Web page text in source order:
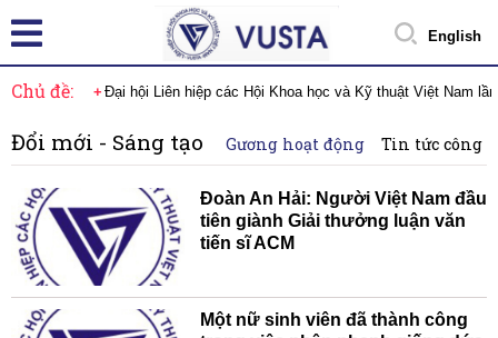
English
Chủ đề: Đại hội Liên hiệp các Hội Khoa học và Kỹ thuật Việt Nam
Đổi mới - Sáng tạo Gương hoạt động Tin tức công
Đoàn An Hải: Người Việt Nam đầu
tiên giành Giải thưởng luận văn
tiến sĩ ACM
Một nữ sinh viên đã thành công